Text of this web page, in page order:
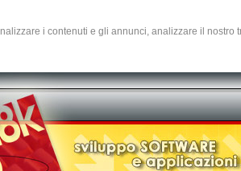
i contenuti e gli annunci, analizzare il nostro